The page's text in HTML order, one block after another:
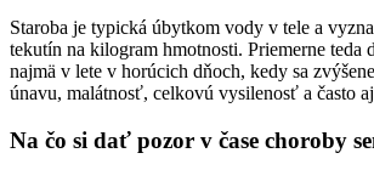
Staroba je typická úbytkom vody v tele a
tekutín na kilogram hmotnosti. Priemerne
najmä v lete v horúcich dňoch, kedy sa
únavu, malátnosť, celkovú vysilenosť a často
Na čo si dať pozor v čase choroby